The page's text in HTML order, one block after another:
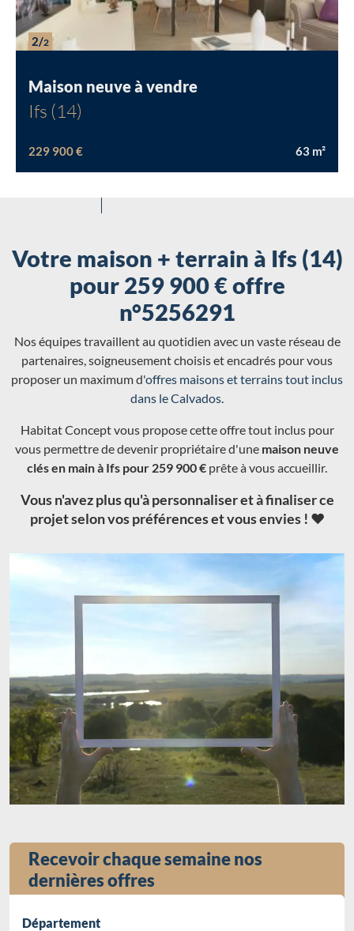
2/2
Maison neuve à vendre
Ifs (14)
229 900 € 63 m²
Votre maison + terrain à Ifs (14)
pour 259 900 € offre
n°5256291
Nos équipes travaillent au quotidien avec un vaste réseau de
partenaires, soigneusement choisis et encadrés pour vous
proposer un maximum d'offres maisons et terrains tout inclus
dans le Calvados.
Habitat Concept vous propose cette offre tout inclus pour
vous permettre de devenir propriétaire d'une maison neuve
clés en main à Ifs pour 259 900 € prête à vous accueillir.
Vous n'avez plus qu'à personnaliser et à finaliser ce
projet selon vos préférences et vous envies ! ❤️
Recevoir chaque semaine nos
dernières offres
Département